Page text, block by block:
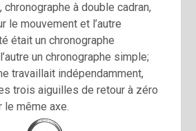
à double cadran,
le mouvement et l’autre
était un chronographe
un chronographe simple;
travaillait indépendamment,
trois aiguilles de retour à zéro
le même axe.